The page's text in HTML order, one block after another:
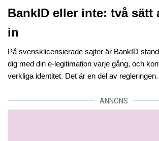
BankID eller inte: två sätt
in
På svensklicensierade sajter är BankID
dig med din e-legitimation varje gång, och
verkliga identitet. Det är en del av regleringen.
ANNONS